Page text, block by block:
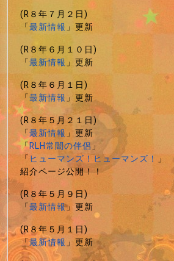
(R８年７月２日)
「最新情報」更新
(R８年６月１０日)
「最新情報」更新
(R８年６月１日)
「最新情報」更新
(R８年５月２１日)
「最新情報」更新
「RLH常闇の伴侶」
「ヒューマンズ！ヒューマンズ！ 」
紹介ページ公開！！
(R８年５月９日)
「最新情報」更新
(R８年５月１日)
「最新情報」更新